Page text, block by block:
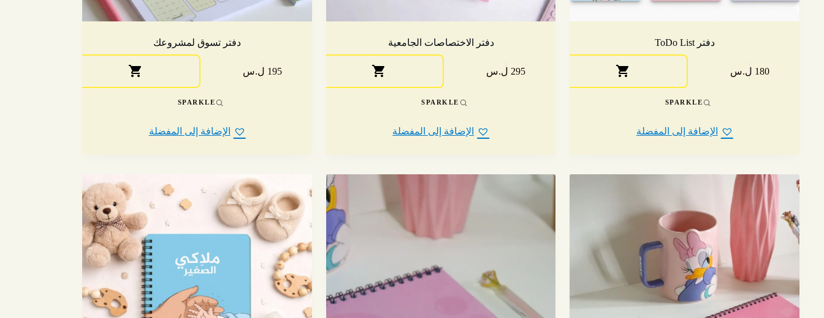
دفتر ToDo List
180 ل.س
SPARKLE
الإضافة إلى المفضلة
دفتر الاختصاصات الجامعية
295 ل.س
على
SPARKLE
الإضافة إلى المفضلة
دفتر تسوق لمشروعك
195 ل.س
SPARKLE
الإضافة إلى المفضلة